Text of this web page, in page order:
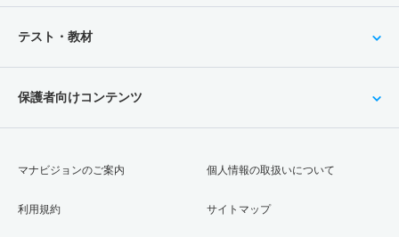
テスト・教材
保護者向けコンテンツ
マナビジョンのご案内
利用規約
個人情報の取扱いについて
サイトマップ